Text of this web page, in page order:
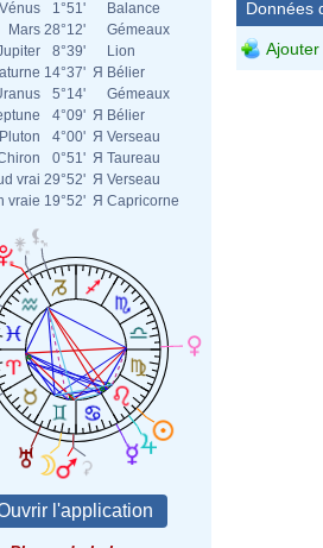
Vénus
1°51'
Balance
Mars 28°12'
Gémeaux
8°39'
Lion
14°37' Я Bélier
5°14'
Gémeaux
4°09' Я Bélier
Pluton
4°00' Я Verseau
0°51' Я Taureau
vrai 29°52' Я Verseau
vraie 19°52' Я Capricorne
Données